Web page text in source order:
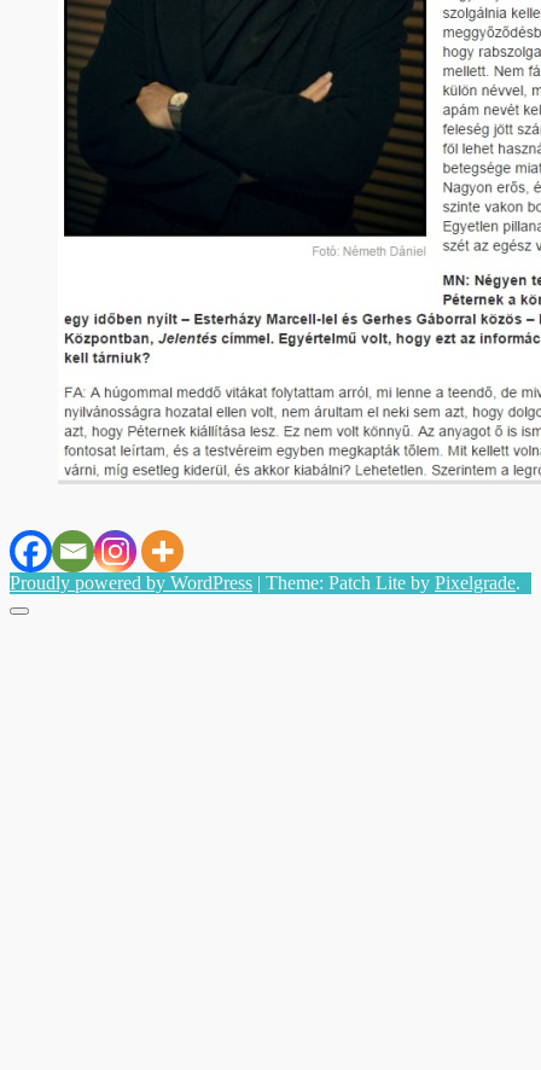
Proudly powered by WordPress | Theme: Patch Lite by Pixelgrade.
Menu